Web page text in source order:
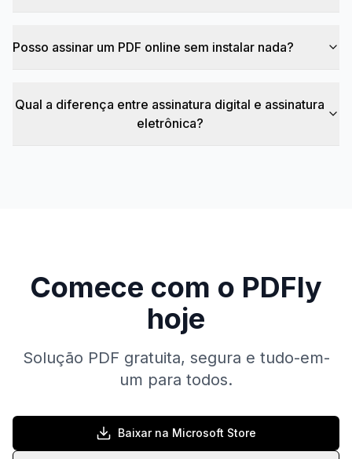
Posso assinar um PDF online sem instalar nada?
Qual a diferença entre assinatura digital e assinatura
eletrônica?
Comece com o PDFly
hoje
Solução PDF gratuita, segura e tudo-em-
um para todos.
Baixar na Microsoft Store